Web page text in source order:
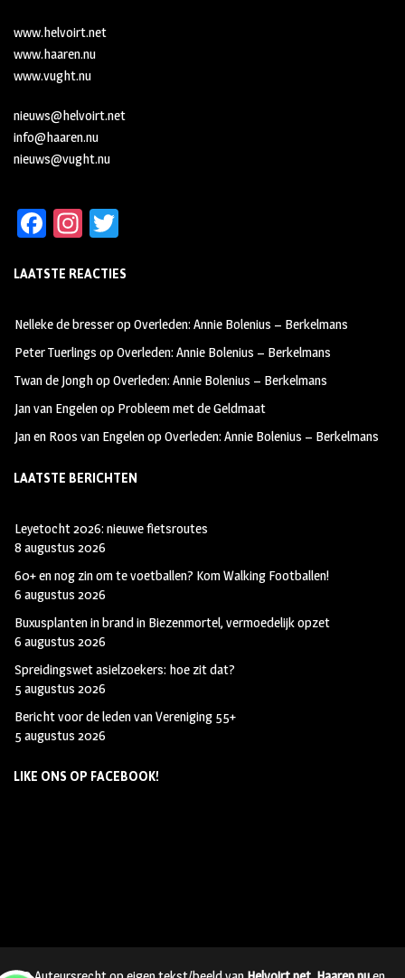
www.helvoirt.net
www.haaren.nu
www.vught.nu
nieuws@helvoirt.net
info@haaren.nu
nieuws@vught.nu
Fa
b
oo
k
In
ag
m
tt
LAATSTE REACTIES
Nelleke de bresseropOverleden: Annie Bolenius – Berkelmans
Peter Tuerlings opOverleden: Annie Bolenius – Berkelmans
Twan de JonghopOverleden: Annie Bolenius – Berkelmans
Jan van Engelenop Probleem met de Geldmaat
Jan en Roos van EngelenopOverleden: Annie Bolenius – Berkelmans
LAATSTE BERICHTEN
Leyetocht 2026: nieuwe fietsroutes
8 augustus 2026
60+ en nog zin om te voetballen? Kom Walking Footballen!
6 augustus 2026
Buxusplanten in brand in Biezenmortel, vermoedelijk opzet
6 augustus 2026
Spreidingswet asielzoekers: hoe zit dat?
5 augustus 2026
Bericht voor de leden van Vereniging 55+
5 augustus 2026
LIKE ONS OP FACEBOOK!